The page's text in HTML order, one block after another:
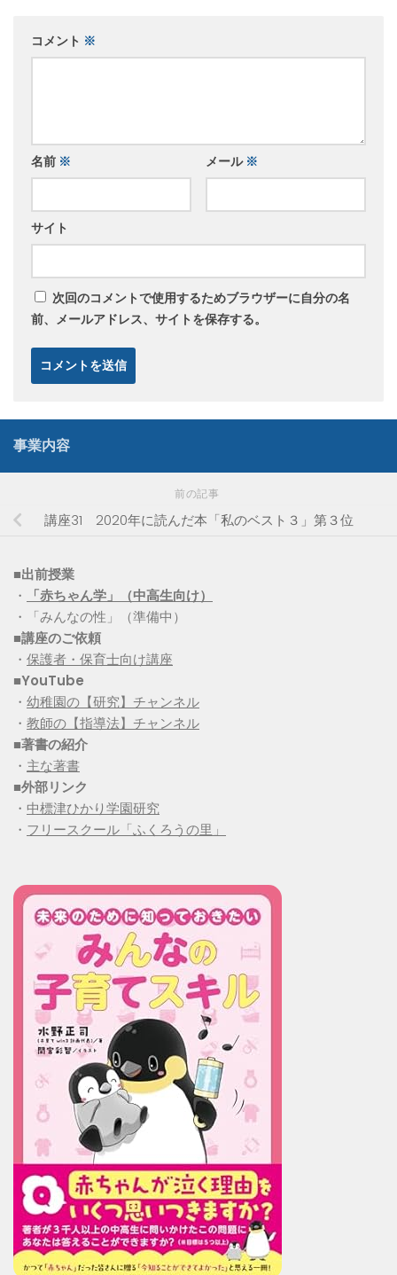
コメント ※
名前 ※ メール ※
サイト
次回のコメントで使用するためブラウザーに自分の名
前、メールアドレス、サイトを保存する。
事業内容
前の記事
講座31 2020年に読んだ本「私のベスト３」第３位
■出前授業
・
「赤ちゃん学」（中高生向け）
・「みんなの性」（準備中）
■講座のご依頼
・ 保護者・保育士向け講座
■YouTube
・ 幼稚園の【研究】チャンネル
・ 教師の【指導法】チャンネル
■著書の紹介
・ 主な著書
■外部リンク
・ 中標津ひかり学園研究
・ フリースクール「ふくろうの里」